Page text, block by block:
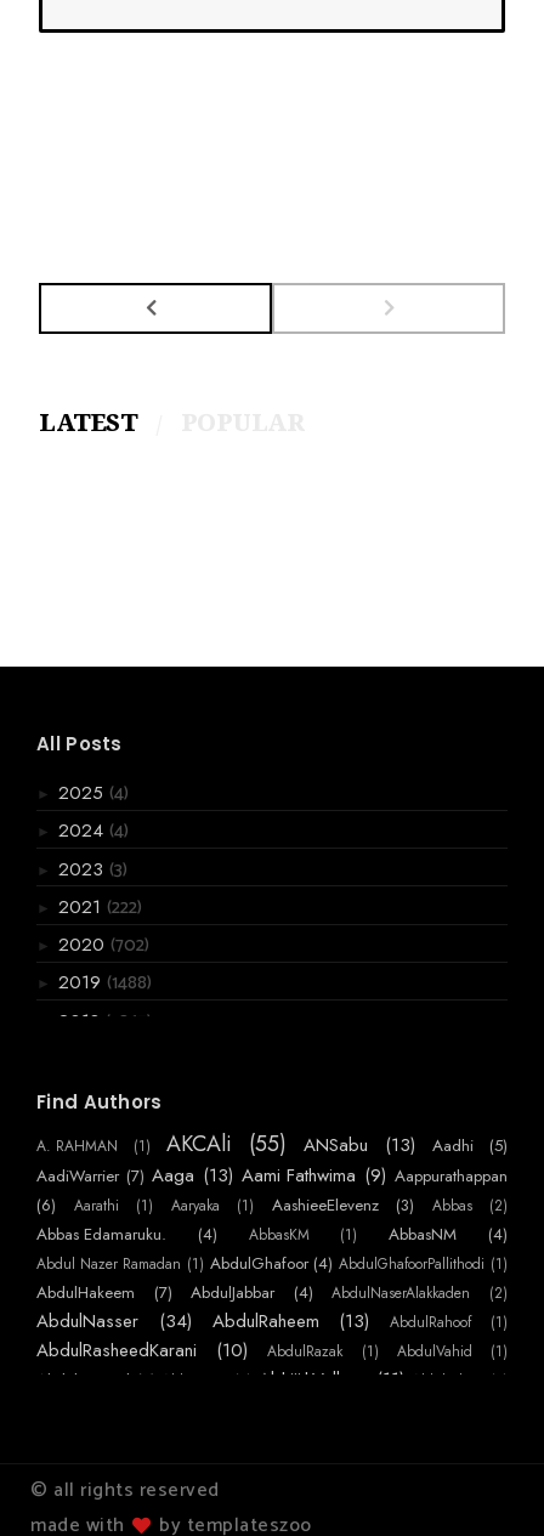
LATEST
All Posts
► 2025 (4)
► 2024 (4)
► 2023 (3)
► 2021 (222)
► 2020 (702)
► 2019 (1488)
2018 (3867)
► November
(199)
► September(361)
►August(275)
► July(357)
June
►May(556)
►April(259)
ആകാശ പറവകൾ
Find Authors
A. RAHMAN (1) AKCAli (55) ANSabu (13) Aadhi
(5)
AadiWarrier (7) Aaga (13) Aami Fathwima (9) Aappurathappan
(6)
Aarathi (1) Aaryaka (1) AashieeElevenz (3) Abbas (2)
Abbas Edamaruku. (4) AbbasKM (1) AbbasNM (4)
Abdul Nazer Ramadan (1) AbdulGhafoor (4) AbdulGhafoorPallithodi (1)
AbdulHakeem (7) AbdulJabbar (4) AbdulNaserAlakkaden (2)
AbdulNasser (34) AbdulRaheem (13) AbdulRahoof (1)
AbdulRasheedKarani (10) AbdulRazak (1) AbdulVahid (1)
Abdulmajeed (7) AbhiKattor (1) AbhijithVelloor (11) AbhilashKP
(1)
AchuHelen (3) AchuVipin
AdarshMohanan (5) AdarshPRaj (2) AdharshKS
© all rights reserved
made with
by templateszoo